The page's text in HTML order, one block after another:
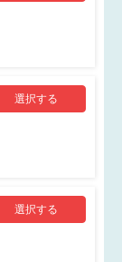
選択する
選択する